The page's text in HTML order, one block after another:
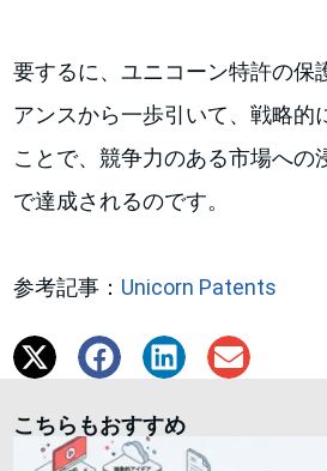
要するに、ユニコーン特許の保
アンスから一歩引いて、戦略的
ことで、競争力のある市場への
で達成されるのです。
参考記事： Unicorn Patents
こちらもおすすめ